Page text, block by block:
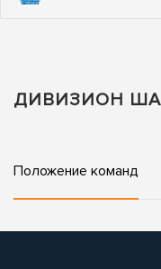
ДИВИЗИОН
Положение команд